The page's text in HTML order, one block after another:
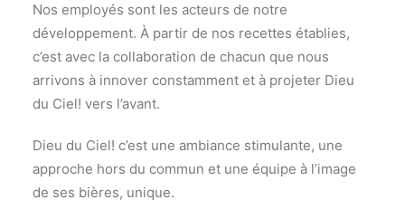
Nos employés sont les acteurs de notre
développement. À partir de nos recettes établies,
c’est avec la collaboration de chacun que nous
arrivons à innover constamment et à projeter Dieu
du Ciel! vers l’avant.
Dieu du Ciel! c’est une ambiance stimulante, une
approche hors du commun et une équipe à l’image
de ses bières, unique.